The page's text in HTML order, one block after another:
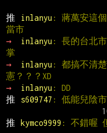
推
inlanyu : 蔣萬安這
當市
→
inlanyu : 長的台北
掌
→
inlanyu : 都搞不清
憲？？？XD
→
inlanyu : DD
推
s609747 : 低能兒陰
推
kymco9999 : 不錯喔